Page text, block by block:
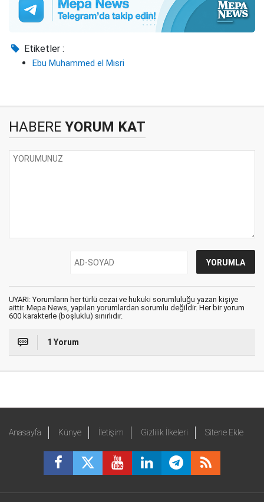
Etiketler :
Ebu Muhammed el Mısri
HABERE YORUM KAT
UYARI: Yorumların her türlü cezai ve hukuki sorumluluğu yazan kişiye
aittir. Mepa News, yapılan yorumlardan sorumlu değildir. Her bir yorum
600 karakterle (boşluklu) sınırlıdır.
1 Yorum
Anasayfa Künye İletişim Gizlilik İlkeleri Sitene Ekle